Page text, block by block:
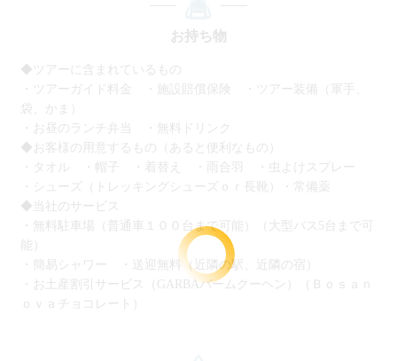
お持ち物
◆ツアーに含まれているもの
・ツアーガイド料金 ・施設賠償保険 ・ツアー装備（軍手、
袋、かま）
・お昼のランチ弁当 ・無料ドリンク
◆お客様の用意するもの（あると便利なもの）
・タオル ・帽子 ・着替え ・雨合羽 ・虫よけスプレー
・シューズ（トレッキングシューズｏｒ長靴）・常備薬
◆当社のサービス
・無料駐車場（普通車１００台まで可能）（大型バス5台まで可
能）
・簡易シャワー ・送迎無料（近隣の駅、近隣の宿）
・お土産割引サービス（GARBAバームクーヘン）（Ｂｏｓａｎ
ｏｖａチョコレート）